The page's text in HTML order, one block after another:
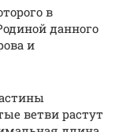
в
данного
и
ветви растут